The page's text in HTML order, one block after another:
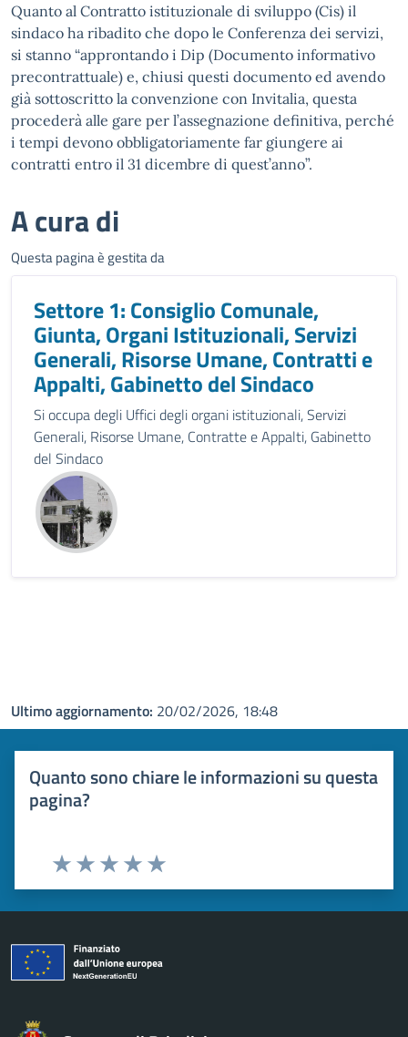
Quanto al Contratto istituzionale di sviluppo (Cis) il
sindaco ha ribadito che dopo le Conferenza dei servizi,
si stanno “approntando i Dip (Documento informativo
precontrattuale) e, chiusi questi documento ed avendo
già sottoscritto la convenzione con Invitalia, questa
procederà alle gare per l’assegnazione definitiva, perché
i tempi devono obbligatoriamente far giungere ai
contratti entro il 31 dicembre di quest’anno”.
A cura di
Questa pagina è gestita da
Settore 1: Consiglio Comunale,
Giunta, Organi Istituzionali, Servizi
Generali, Risorse Umane, Contratti e
Appalti, Gabinetto del Sindaco
Si occupa degli Uffici degli organi istituzionali, Servizi
Generali, Risorse Umane, Contratte e Appalti, Gabinetto
del Sindaco
Ultimo aggiornamento: 20/02/2026, 18:48
Quanto sono chiare le informazioni su questa
pagina?
Valuta 5 stelle su 5
Valuta 4 stelle su 5
Valuta 3 stelle su 5
Valuta 2 stelle su 5
Valuta 1 stelle su 5